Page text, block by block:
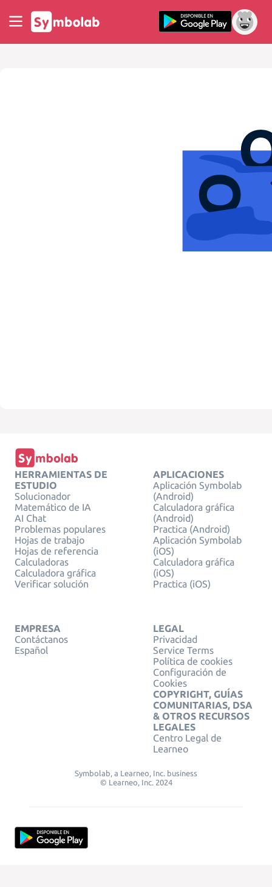
HERRAMIENTAS DE
ESTUDIO
Solucionador
Matemático de IA
AI Chat
Problemas populares
Hojas de trabajo
Hojas de referencia
Calculadoras
Calculadora gráfica
Verificar solución
APLICACIONES
Aplicación Symbolab
(Android)
Calculadora gráfica
(Android)
Practica (Android)
Aplicación Symbolab
(iOS)
Calculadora gráfica
(iOS)
Practica (iOS)
EMPRESA
Contáctanos
Español
LEGAL
Privacidad
Service Terms
Política de cookies
Configuración de
Cookies
COPYRIGHT, GUÍAS
COMUNITARIAS, DSA
& OTROS RECURSOS
LEGALES
Centro Legal de
Learneo
Symbolab, a Learneo, Inc. business
© Learneo, Inc. 2024